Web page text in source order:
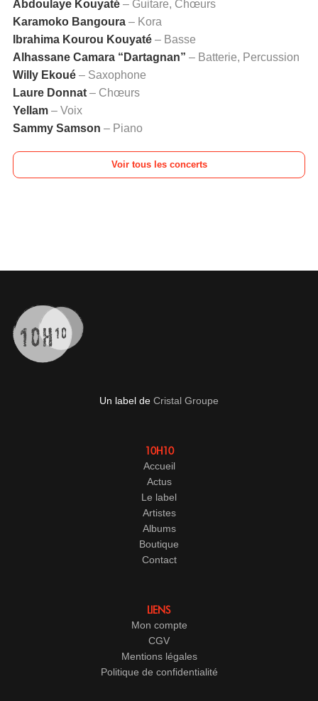
Abdoulaye Kouyaté– Guitare, Chœurs
Karamoko Bangoura– Kora
Ibrahima Kourou Kouyaté– Basse
Alhassane Camara “Dartagnan” – Batterie, Percussion
Willy Ekoué– Saxophone
Laure Donnat– Chœurs
Yellam– Voix
Sammy Samson – Piano
Voir tous les concerts
Un label de Cristal Groupe
10H10
Accueil
Actus
Le label
Artistes
Albums
Boutique
Contact
LIENS
Mon compte
CGV
Mentions légales
Politique de confidentialité